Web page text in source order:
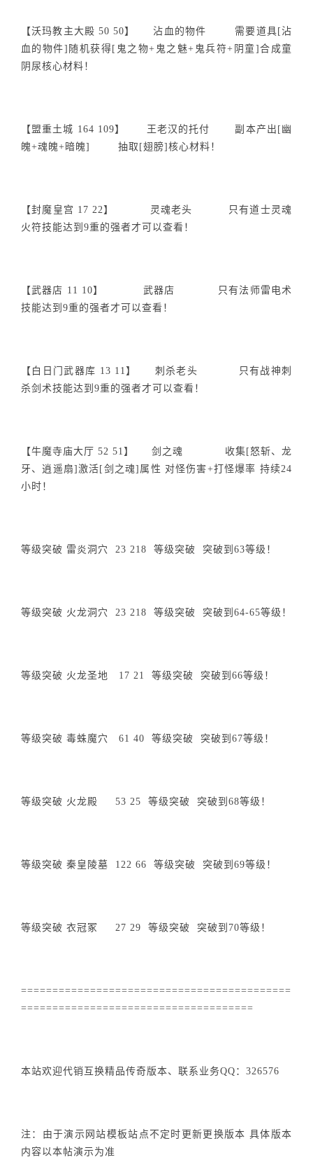
【沃玛教主大殿 50 50】 沾血的物件 需要道具[沾
血的物件]随机获得[鬼之物+鬼之魅+鬼兵符+阴童]合成童
阴尿核心材料！
【盟重土城 164 109】 王老汉的托付 副本产出[幽
魄+魂魄+暗魄] 抽取[翅膀]核心材料！
【封魔皇宫 17 22】 灵魂老头 只有道士灵魂
火符技能达到9重的强者才可以查看！
【武器店 11 10】 武器店 只有法师雷电术
技能达到9重的强者才可以查看！
【白日门武器库 13 11】 刺杀老头 只有战神刺
杀剑术技能达到9重的强者才可以查看！
【牛魔寺庙大厅 52 51】 剑之魂 收集[怒斩、龙
牙、逍遥扇]激活[剑之魂]属性 对怪伤害+打怪爆率 持续24
小时！
等级突破 雷炎洞穴 23 218 等级突破 突破到63等级！
等级突破 火龙洞穴 23 218 等级突破 突破到64-65等级！
等级突破 火龙圣地 17 21 等级突破 突破到66等级！
等级突破 毒蛛魔穴 61 40 等级突破 突破到67等级！
等级突破 火龙殿 53 25 等级突破 突破到68等级！
等级突破 秦皇陵墓 122 66 等级突破 突破到69等级！
等级突破 衣冠冢 27 29 等级突破 突破到70等级！
===========================================
=====================================
本站欢迎代销互换精品传奇版本、联系业务QQ：326576
注：由于演示网站模板站点不定时更新更换版本 具体版本
内容以本帖演示为准